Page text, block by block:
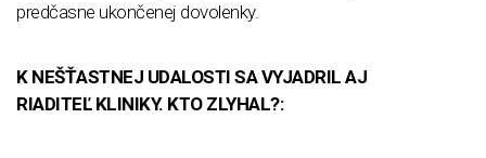
predčasne ukončenej dovolenky.
K NEŠŤASTNEJ UDALOSTI SA VYJADRIL AJ
RIADITEĽ KLINIKY. KTO ZLYHAL?: